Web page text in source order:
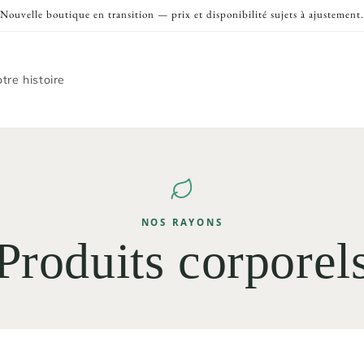
Nouvelle boutique en transition — prix et disponibilité sujets à ajustement.
histoire
NOS RAYONS